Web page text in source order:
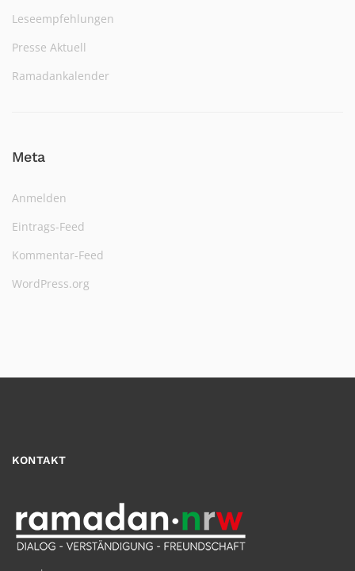
Leseempfehlungen
Presse Aktuell
Ramadankalender
Meta
Anmelden
Eintrags-Feed
Kommentar-Feed
WordPress.org
KONTAKT